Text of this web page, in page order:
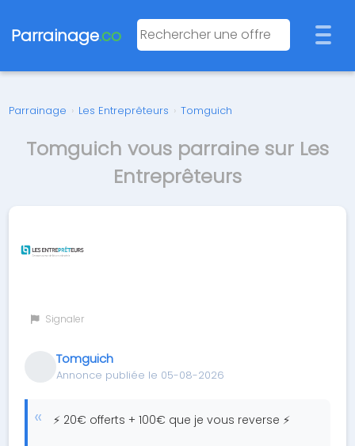
Parrainage.co
Parrainage › Les Entreprêteurs › Tomguich
Tomguich vous parraine sur Les
Entreprêteurs
Signaler
Tomguich
Annonce publiée le 05-08-2026
⚡ 20€ offerts + 100€ que je vous reverse ⚡